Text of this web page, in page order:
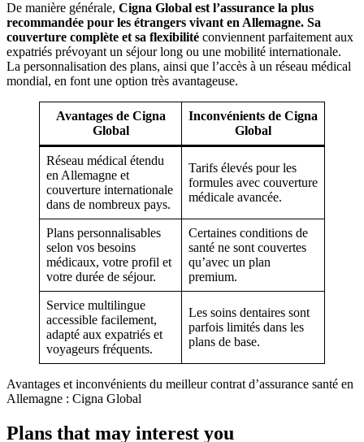
De manière générale, Cigna Global est l’assurance la plus
recommandée pour les étrangers vivant en Allemagne. Sa
couverture complète et sa flexibilité conviennent parfaitement aux
expatriés prévoyant un séjour long ou une mobilité internationale.
La personnalisation des plans, ainsi que l’accès à un réseau médical
mondial, en font une option très avantageuse.
Avantages de Cigna
Global
Inconvénients de Cigna
Global
Réseau médical étendu
en Allemagne et
couverture internationale
dans de nombreux pays.
Tarifs élevés pour les
formules avec couverture
médicale avancée.
Plans personnalisables
selon vos besoins
médicaux, votre profil et
votre durée de séjour.
Certaines conditions de
santé ne sont couvertes
qu’avec un plan
premium.
Service multilingue
accessible facilement,
adapté aux expatriés et
voyageurs fréquents.
Les soins dentaires sont
parfois limités dans les
plans de base.
Avantages et inconvénients du meilleur contrat d’assurance santé en
Allemagne : Cigna Global
Plans that may interest you